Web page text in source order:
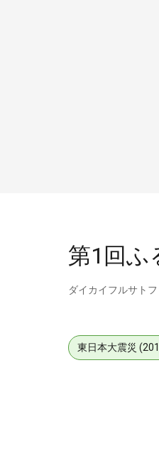
第1回
ダイカイフルサト
東日本大震災